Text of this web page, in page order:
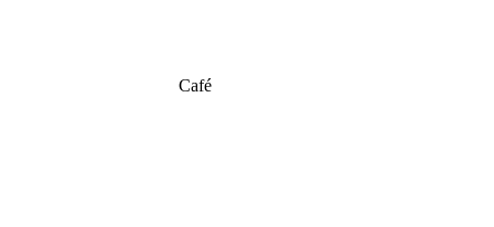
Café